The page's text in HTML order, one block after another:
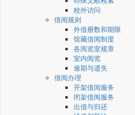
校外访问
借阅规则
外借册数和期限
馆藏借阅制度
各阅览室规章
室内阅览
逾期与遗失
借阅办理
开架借阅服务
闭架借阅服务
出借与归还